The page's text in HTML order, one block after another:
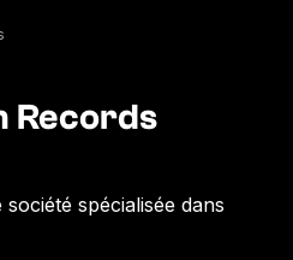
Records
spécialisée dans